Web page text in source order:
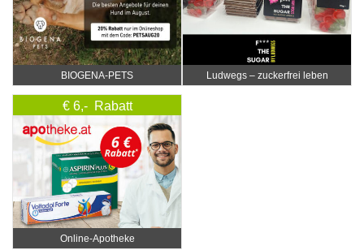
BIOGENA-PETS Ludwegs – zuckerfrei leben
€ 6,- Rabatt
Online‑Apotheke